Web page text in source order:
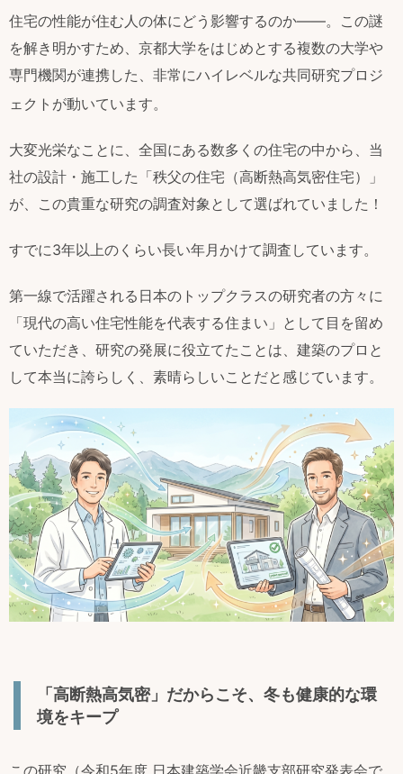
住宅の性能が住む人の体にどう影響するのか――。この謎
を解き明かすため、京都大学をはじめとする複数の大学や
専門機関が連携した、非常にハイレベルな共同研究プロジ
ェクトが動いています。
大変光栄なことに、全国にある数多くの住宅の中から、当
社の設計・施工した「秩父の住宅（高断熱高気密住宅）」
が、この貴重な研究の調査対象として選ばれていました！
すでに3年以上のくらい長い年月かけて調査しています。
第一線で活躍される日本のトップクラスの研究者の方々に
「現代の高い住宅性能を代表する住まい」として目を留め
ていただき、研究の発展に役立てたことは、建築のプロと
して本当に誇らしく、素晴らしいことだと感じています。
「高断熱高気密」だからこそ、冬も健康的な環
境をキープ